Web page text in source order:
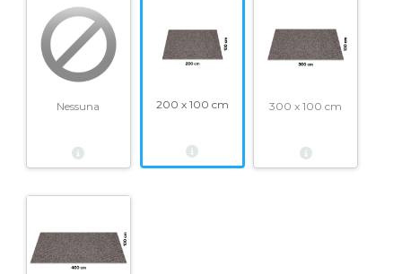
Nessuna 200 x 100 cm 300 x 100 cm